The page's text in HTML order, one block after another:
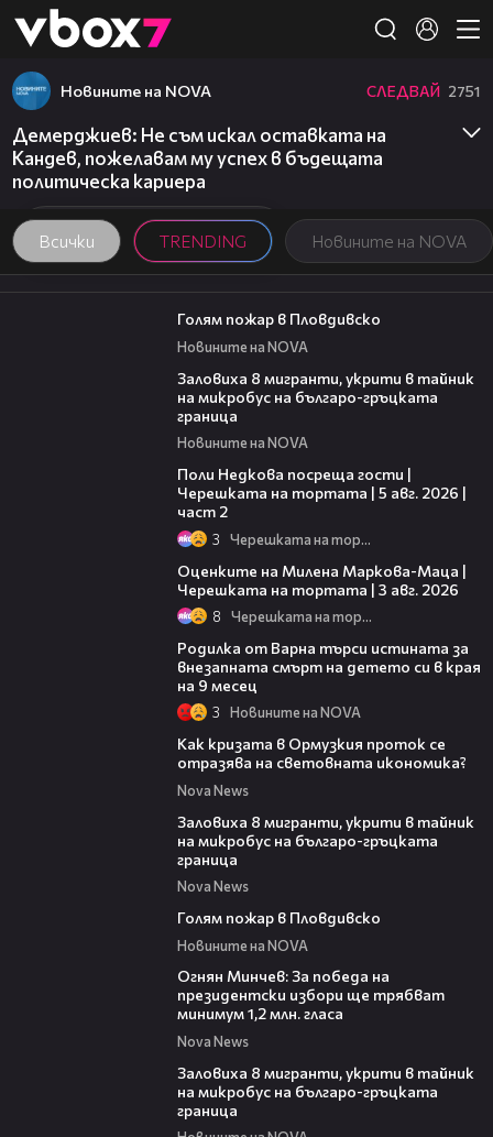
👾
Всички TRENDING Новините на NOVA
Новините на NOVA СЛЕДВАЙ 2751
Демерджиев: Не съм искал оставката на
Кандев, пожелавам му успех в бъдещата
политическа кариера
00:32
Голям пожар в Пловдивско
Новините на NOVA
Заловиха 8 мигранти, укрити в тайник
на микробус на българо-гръцката
граница
Новините на NOVA
Поли Недкова посреща гости |
Черешката на тортата | 5 авг. 2026 |
част 2
3 Черешката на тортата
Оценките на Милена Маркова-Маца |
Черешката на тортата | 3 авг. 2026
8 Черешката на тортата
Родилка от Варна търси истината за
внезапната смърт на детето си в края
на 9 месец
3 Новините на NOVA
Как кризата в Ормузкия проток се
отразява на световната икономика?
Nova News
Заловиха 8 мигранти, укрити в тайник
на микробус на българо-гръцката
граница
Nova News
Голям пожар в Пловдивско
Новините на NOVA
Огнян Минчев: За победа на
президентски избори ще трябват
минимум 1,2 млн. гласа
Nova News
Заловиха 8 мигранти, укрити в тайник
на микробус на българо-гръцката
граница